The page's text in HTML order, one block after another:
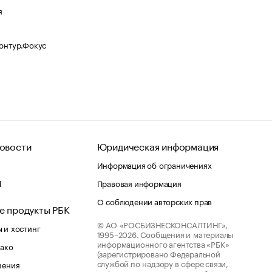
продукты РБК
хостинг
Юридическая информация
Информация об ограничениях
Правовая информация
О соблюдении авторских прав
© АО «РОСБИЗНЕСКОНСАЛТИНГ»,
1995–2026. Сообщения и материалы
информационного агентства «РБК»
(зарегистрировано Федеральной
службой по надзору в сфере связи,